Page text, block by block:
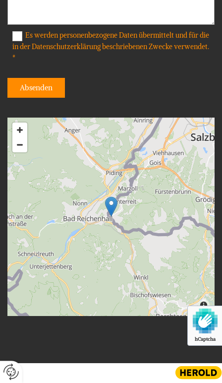
Es werden personenbezogene Daten übermittelt und für die
in der Datenschutzerklärung beschriebenen Zwecke verwendet.
*
hCaptcha
Website erstellt von HEROLD